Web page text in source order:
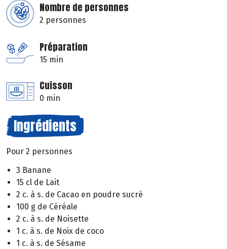
Nombre de personnes
2 personnes
Préparation
15 min
Cuisson
0 min
Ingrédients
Pour 2 personnes
3 Banane
15 cl de Lait
2 c. à s. de Cacao en poudre sucré
100 g de Céréale
2 c. à s. de Noisette
1 c. à s. de Noix de coco
1 c. à s. de Sésame